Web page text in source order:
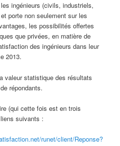
ingénieurs (civils, industriels,
porte non seulement sur les
les possibilités offertes
que privées, en matière de
des ingénieurs dans leur
2013.
valeur statistique des résultats
répondants.
(qui cette fois est en trois
suivants :
runet/client/Reponse?